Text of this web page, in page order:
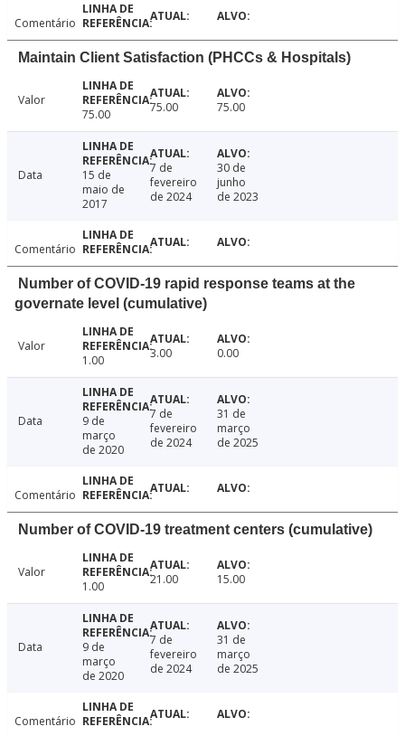
Comentário
Maintain Client Satisfaction (PHCCs & Hospitals)
Valor
75.00
75.00 75.00
Data
15 de
maio de
2017
7 de
fevereiro
de 2024
30 de
junho
de 2023
Comentário
Number of COVID-19 rapid response teams at the
governate level (cumulative)
Valor
1.00
3.00 0.00
Data
9 de
março
de 2020
7 de
fevereiro
de 2024
31 de
março
de 2025
Comentário
Number of COVID-19 treatment centers (cumulative)
Valor
1.00
21.00 15.00
Data
9 de
março
de 2020
7 de
fevereiro
de 2024
31 de
março
de 2025
Comentário